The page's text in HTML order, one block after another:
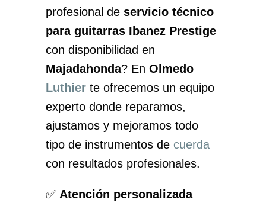
profesional de servicio técnico
para guitarras Ibanez Prestige
con disponibilidad en
Majadahonda? En Olmedo
Luthierte ofrecemos un equipo
experto donde reparamos,
ajustamos y mejoramos todo
tipo de instrumentos de cuerda
con resultados profesionales.
✅ Atención personalizada